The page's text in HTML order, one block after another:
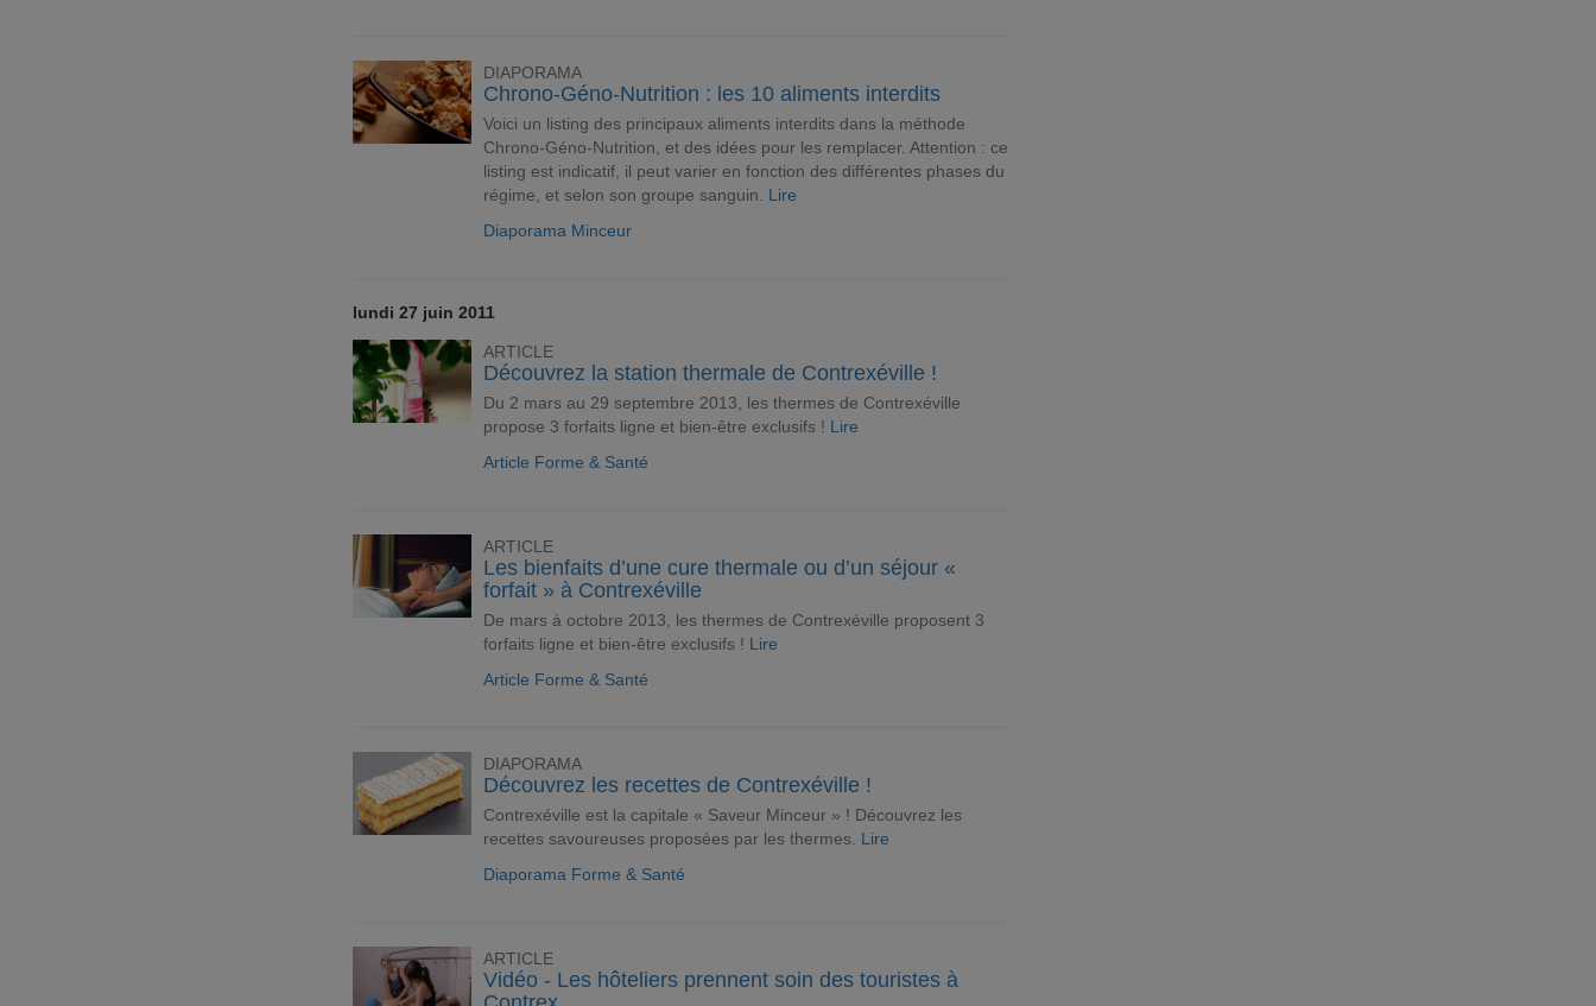
DIAPORAMA
Chrono-Géno-Nutrition : les 10 aliments interdits
Voici un listing des principaux aliments interdits dans la méthode
Chrono-Géno-Nutrition, et des idées pour les remplacer. Attention : ce
listing est indicatif, il peut varier en fonction des différentes phases du
régime, et selon son groupe sanguin. Lire
Diaporama Minceur
lundi 27 juin 2011
ARTICLE
Découvrez la station thermale de Contrexéville !
Du 2 mars au 29 septembre 2013, les thermes de Contrexéville
propose 3 forfaits ligne et bien-être exclusifs ! Lire
Article Forme & Santé
ARTICLE
Les bienfaits d’une cure thermale ou d’un séjour «
forfait » à Contrexéville
De mars à octobre 2013, les thermes de Contrexéville proposent 3
forfaits ligne et bien-être exclusifs ! Lire
Article Forme & Santé
DIAPORAMA
Découvrez les recettes de Contrexéville !
Contrexéville est la capitale « Saveur Minceur » ! Découvrez les
recettes savoureuses proposées par les thermes. Lire
Diaporama Forme & Santé
ARTICLE
Vidéo - Les hôteliers prennent soin des touristes à